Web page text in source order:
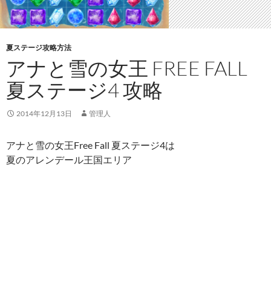
夏ステージ攻略方法
アナと雪の女王 FREE FALL
夏ステージ4 攻略
2014年12月13日 管理人
アナと雪の女王Free Fall 夏ステージ4は
夏のアレンデール王国エリア